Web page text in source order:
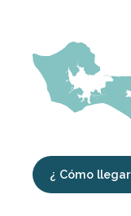
¿ Cómo llegar